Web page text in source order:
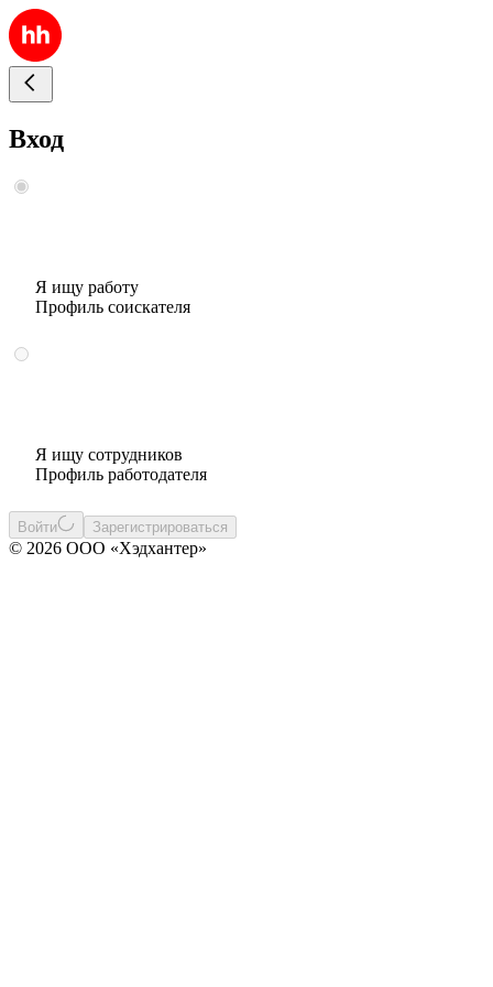
Вход
Я ищу работу
Профиль соискателя
Я ищу сотрудников
Профиль работодателя
Войти Зарегистрироваться
© 2026 ООО «Хэдхантер»